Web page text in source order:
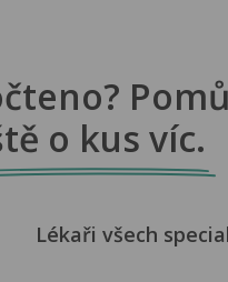
o kus víc.
Lékaři všech